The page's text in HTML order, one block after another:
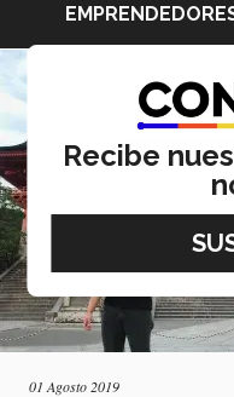
01 Agosto 2019
Recibe